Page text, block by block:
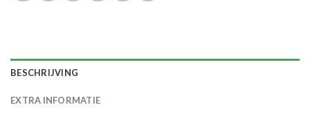
BESCHRIJVING
EXTRA INFORMATIE